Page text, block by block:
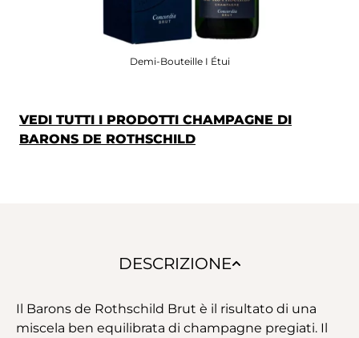
Demi-Bouteille I Étui
VEDI TUTTI I PRODOTTI CHAMPAGNE DI
BARONS DE ROTHSCHILD
DESCRIZIONE
Il Barons de Rothschild Brut è il risultato di una
miscela ben equilibrata di champagne pregiati. Il